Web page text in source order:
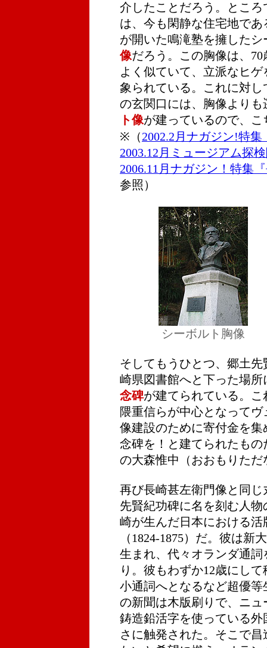
介したことだろう。とこ
は、今も閑静な住宅地で
が開いた鳴滝塾を擁した
像だろう。この胸像は、
よく似ていて、立派なヒ
象られている。これに対
の玄関口には、胸像よりも
ト像が建っているので、
※（2002.2月ナガジン!特
2003.12月ミュージアム探
2006.11月ナガジン！特集
参照）
シーボルト胸像
そしてもうひとつ、郷土
崎県図書館へと下った場所
念碑が建てられている。こ
隈重信らが中心となって
像建設のために寄付金を
念碑を！と建てられたも
の大森惟中（おおもりただ
再び長崎甚左衛門像と同
先賢紀功碑に名を刻む人
崎が生んだ日本における
（1824-1875）だ。彼は新
生まれ、代々オランダ通
り。彼もわずか12歳にし
小通詞へとなるなど超優
の新聞は木版刷りで、ニ
鋳造鉛活字を使っている
さに触発された。そこで